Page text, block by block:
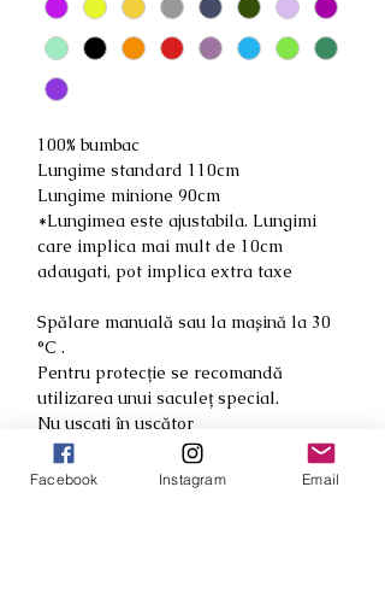
100% bumbac
Lungime standard 110cm
Lungime minione 90cm
*Lungimea este ajustabila. Lungimi
care implica mai mult de 10cm
adaugati, pot implica extra taxe
Spălare manuală sau la mașină la 30
°C .
Pentru protecție se recomandă
utilizarea unui saculeț special.
Nu uscați în uscător
Călcați conforn instrucțiunilor de pe
aparatul de călcat pentru bumbac
Facebook Instagram Email